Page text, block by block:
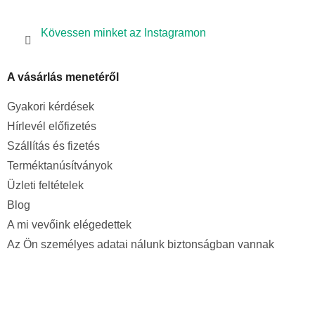
Kövessen minket az Instagramon
A vásárlás menetéről
Gyakori kérdések
Hírlevél előfizetés
Szállítás és fizetés
Terméktanúsítványok
Üzleti feltételek
Blog
A mi vevőink elégedettek
Az Ön személyes adatai nálunk biztonságban vannak